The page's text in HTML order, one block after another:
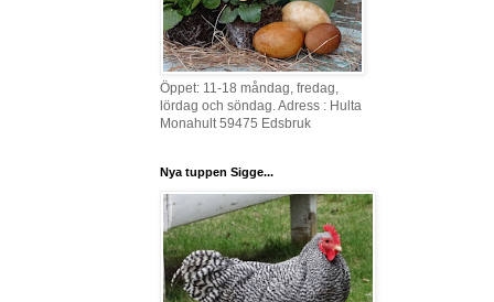
Öppet: 11-18 måndag, fredag,
lördag och söndag. Adress : Hulta
Monahult 59475 Edsbruk
Nya tuppen Sigge...